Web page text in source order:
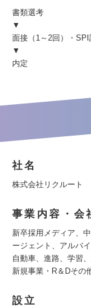
書類選考
▼
面接（1～2回）・SPI
▼
内定
社名
株式会社リクルート
事業内容・会
新卒採用メディア、
ージェント、アルバ
自動車、進路、学習
新規事業・R＆Dその
設立